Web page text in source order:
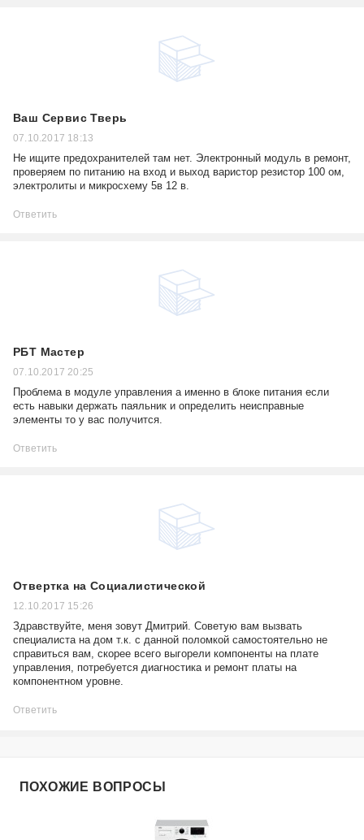
Ваш Сервис Тверь
07.10.2017 18:13
Не ищите предохранителей там нет. Электронный модуль в ремонт,
проверяем по питанию на вход и выход варистор резистор 100 ом,
электролиты и микросхему 5в 12 в.
Ответить
РБТ Мастер
07.10.2017 20:25
Проблема в модуле управления а именно в блоке питания если
есть навыки держать паяльник и определить неисправные
элементы то у вас получится.
Ответить
Отвертка на Социалистической
12.10.2017 15:26
Здравствуйте, меня зовут Дмитрий. Советую вам вызвать
специалиста на дом т.к. с данной поломкой самостоятельно не
справиться вам, скорее всего выгорели компоненты на плате
управления, потребуется диагностика и ремонт платы на
компонентном уровне.
Ответить
ПОХОЖИЕ ВОПРОСЫ